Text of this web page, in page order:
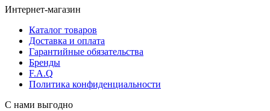
Интернет-магазин
Каталог товаров
Доставка и оплата
Гарантийные обязательства
Бренды
F.A.Q
Политика конфиденциальности
С нами выгодно